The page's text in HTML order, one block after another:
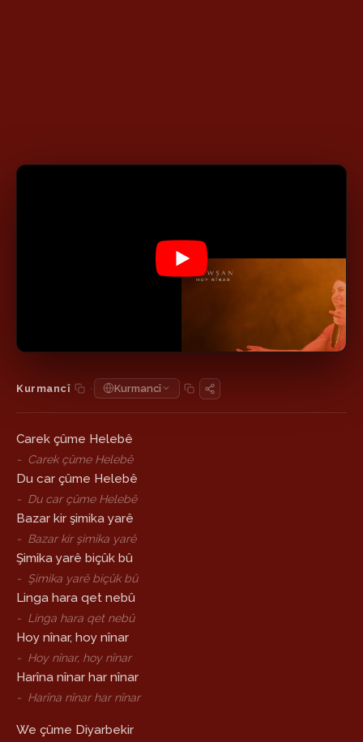
Kurmancî · Kurmancî
Carek çûme Helebê
- Carek çûme Helebê
Du car çûme Helebê
- Du car çûme Helebê
Bazar kir şimika yarê
- Bazar kir şimika yarê
Şimika yarê biçûk bû
- Şimika yarê biçûk bû
Linga hara qet nebû
- Linga hara qet nebû
Hoy nînar, hoy nînar
- Hoy nînar, hoy nînar
Harîna nînar har nînar
- Harîna nînar har nînar
We çûme Diyarbekir